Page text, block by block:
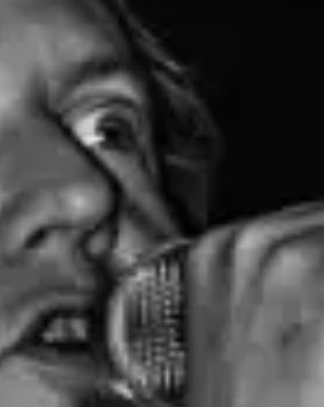
exposiciones
Seúl
recorridos por la ciudad
conciertos
restaurantes
cine